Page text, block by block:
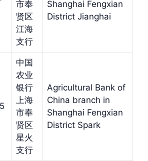
市奉
贤区
江海
支行
Shanghai Fengxian
District Jianghai
中国
农业
银行
上海
市奉
贤区
星火
支行
Agricultural Bank of
China branch in
Shanghai Fengxian
District Spark